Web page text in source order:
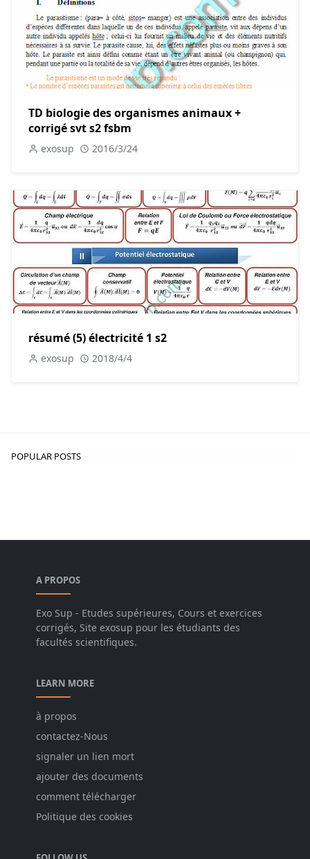
TD biologie des organismes animaux +
corrigé svt s2 fsbm
exosup 2016/3/24
résumé (5) électricité 1 s2
exosup 2018/4/4
POPULAR POSTS
A PROPOS
Exo Sup - Etudes supérieures, Cours et exercices
corrigés, Site exosup pour les étudiants des
facultés scientifiques.
LEARN MORE
à propos
contactez-Nous
signaler un lien mort
ajouter des documents
comment télécharger
Politique des cookies